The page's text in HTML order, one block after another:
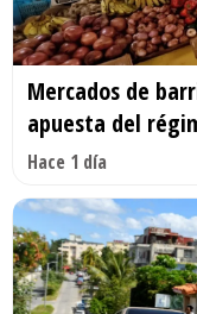
Mercados de
apuesta del
Hace 1 día